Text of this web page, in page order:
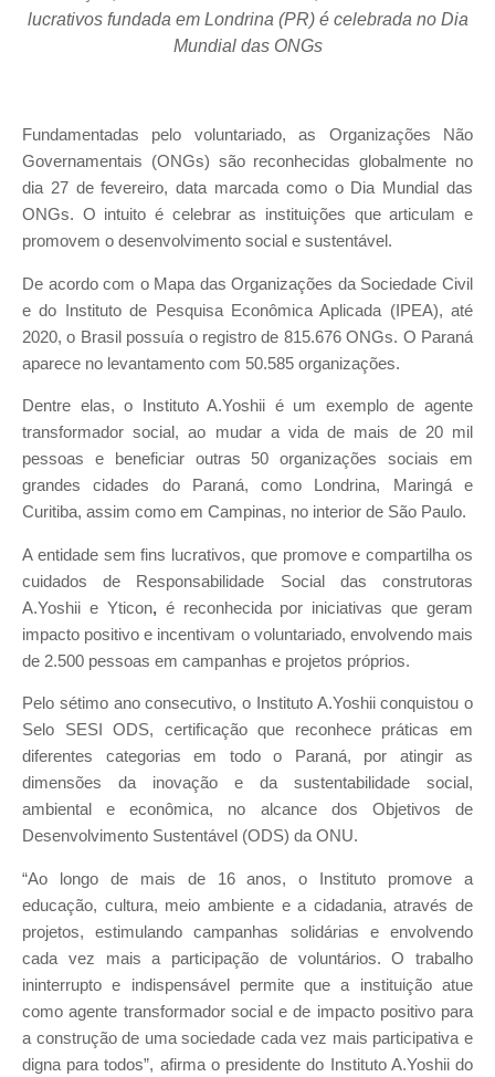
lucrativos fundada em Londrina (PR) é celebrada no Dia
Mundial das ONGs
Fundamentadas pelo voluntariado, as Organizações Não
Governamentais (ONGs) são reconhecidas globalmente no
dia 27 de fevereiro, data marcada como o Dia Mundial das
ONGs. O intuito é celebrar as instituições que articulam e
promovem o desenvolvimento social e sustentável.
De acordo com o Mapa das Organizações da Sociedade Civil
e do Instituto de Pesquisa Econômica Aplicada (IPEA), até
2020, o Brasil possuía o registro de 815.676 ONGs. O Paraná
aparece no levantamento com 50.585 organizações.
Dentre elas, o Instituto A.Yoshii é um exemplo de agente
transformador social, ao mudar a vida de mais de 20 mil
pessoas e beneficiar outras 50 organizações sociais em
grandes cidades do Paraná, como Londrina, Maringá e
Curitiba, assim como em Campinas, no interior de São Paulo.
A entidade sem fins lucrativos, que promove e compartilha os
cuidados de Responsabilidade Social das construtoras
A.Yoshii e Yticon,é reconhecida por iniciativas que geram
impacto positivo e incentivam o voluntariado, envolvendo mais
de 2.500 pessoas em campanhas e projetos próprios.
Pelo sétimo ano consecutivo, o Instituto A.Yoshii conquistou o
Selo SESI ODS, certificação que reconhece práticas em
diferentes categorias em todo o Paraná, por atingir as
dimensões da inovação e da sustentabilidade social,
ambiental e econômica, no alcance dos Objetivos de
Desenvolvimento Sustentável (ODS) da ONU.
“Ao longo de mais de 16 anos, o Instituto promove a
educação, cultura, meio ambiente e a cidadania, através de
projetos, estimulando campanhas solidárias e envolvendo
cada vez mais a participação de voluntários. O trabalho
ininterrupto e indispensável permite que a instituição atue
como agente transformador social e de impacto positivo para
a construção de uma sociedade cada vez mais participativa e
digna para todos”, afirma o presidente do Instituto A.Yoshii do